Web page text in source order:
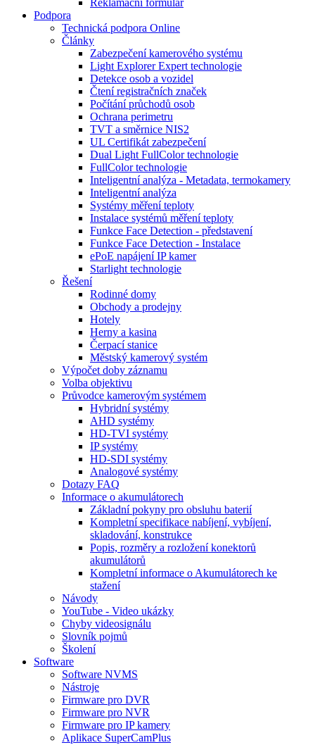
Reklamační formulář
Podpora
Technická podpora Online
Články
Zabezpečení kamerového systému
Light Explorer Expert technologie
Detekce osob a vozidel
Čtení registračních značek
Počítání průchodů osob
Ochrana perimetru
TVT a směrnice NIS2
UL Certifikát zabezpečení
Dual Light FullColor technologie
FullColor technologie
Inteligentní analýza - Metadata, termokamery
Inteligentní analýza
Systémy měření teploty
Instalace systémů měření teploty
Funkce Face Detection - představení
Funkce Face Detection - Instalace
ePoE napájení IP kamer
Starlight technologie
Řešení
Rodinné domy
Obchody a prodejny
Hotely
Herny a kasina
Čerpací stanice
Městský kamerový systém
Výpočet doby záznamu
Volba objektivu
Průvodce kamerovým systémem
Hybridní systémy
AHD systémy
HD-TVI systémy
IP systémy
HD-SDI systémy
Analogové systémy
Dotazy FAQ
Informace o akumulátorech
Základní pokyny pro obsluhu baterií
Kompletní specifikace nabíjení, vybíjení,
skladování, konstrukce
Popis, rozměry a rozložení konektorů
akumulátorů
Kompletní informace o Akumulátorech ke
stažení
Návody
YouTube - Video ukázky
Chyby videosignálu
Slovník pojmů
Školení
Software
Software NVMS
Nástroje
Firmware pro DVR
Firmware pro NVR
Firmware pro IP kamery
Aplikace SuperCamPlus